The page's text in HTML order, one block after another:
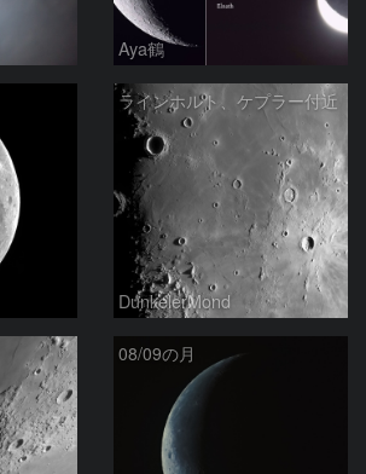
Aya鶴
ラインホルト、ケプラー付近
DunkelerMond
08/09の月